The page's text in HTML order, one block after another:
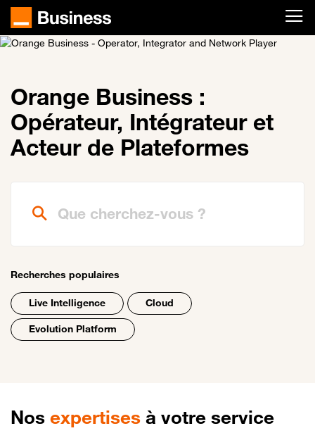
Passer au contenu principal
Orange Business :
Opérateur, Intégrateur et
Acteur de Plateformes
Que cherchez-vous ?
Recherches populaires
Live Intelligence Cloud
Evolution Platform
Nos expertises à votre service